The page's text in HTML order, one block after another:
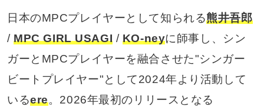
日本のMPCプレイヤーとして知られる熊井吾郎
/MPC GIRL USAGI / KO-neyに師事し、シン
ガーとMPCプレイヤーを融合させた"シンガー
ビートプレイヤー"として2024年より活動して
いるere。2026年最初のリリースとなる